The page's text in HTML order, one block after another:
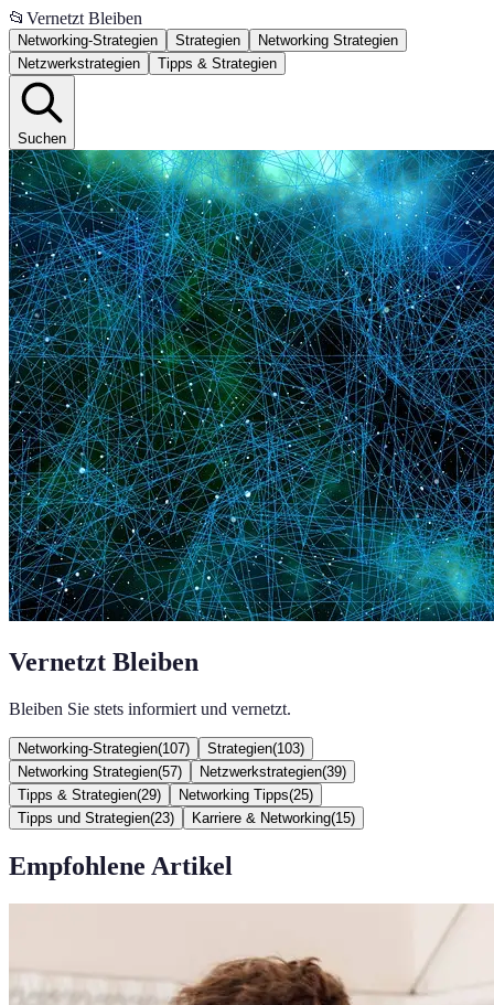
📂 Vernetzt Bleiben
Networking-Strategien Strategien
Networking Strategien
Netzwerkstrategien
Tipps & Strategien
Suchen
Vernetzt Bleiben
Bleiben Sie stets informiert und vernetzt.
Networking-Strategien(107) Strategien(103)
Networking Strategien(57) Netzwerkstrategien(39)
Tipps & Strategien(29) Networking Tipps(25)
Tipps und Strategien(23) Karriere & Networking(15)
Empfohlene Artikel